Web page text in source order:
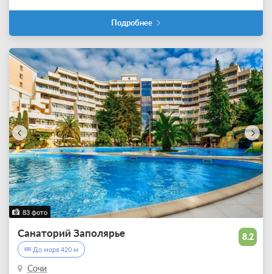
Подробнее
83 фото
8.2
Санаторий Заполярье
До моря 420 м
Сочи